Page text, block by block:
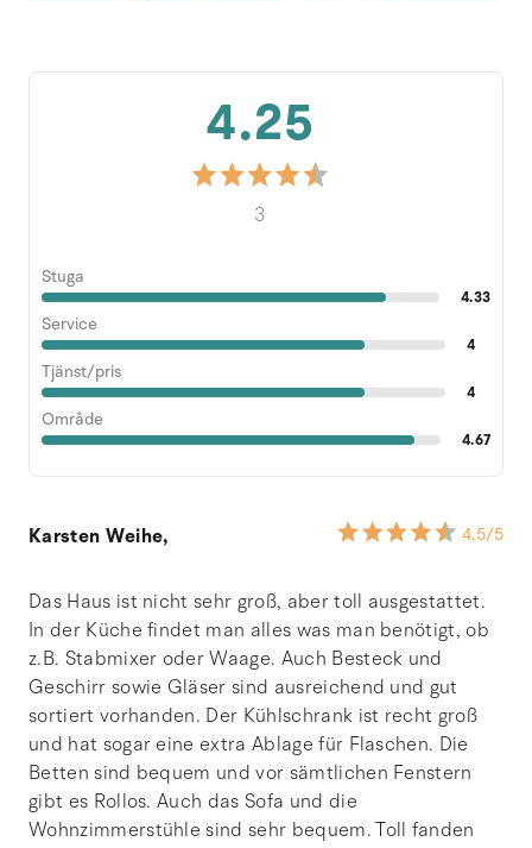
4.25
3
Stuga
4.33
Service
4
Tjänst/pris
4
Område
4.67
Karsten Weihe, 4.5/5
Das Haus ist nicht sehr groß, aber toll ausgestattet.
In der Küche findet man alles was man benötigt, ob
z.B. Stabmixer oder Waage. Auch Besteck und
Geschirr sowie Gläser sind ausreichend und gut
sortiert vorhanden. Der Kühlschrank ist recht groß
und hat sogar eine extra Ablage für Flaschen. Die
Betten sind bequem und vor sämtlichen Fenstern
gibt es Rollos. Auch das Sofa und die
Wohnzimmerstühle sind sehr bequem. Toll fanden